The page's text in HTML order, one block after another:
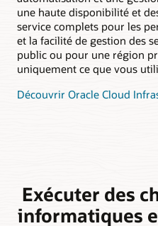
une haute disponibilité et
service complets pour les
et la facilité de gestion des
public ou pour une région
uniquement ce que vous
Découvrir Oracle Cloud
Exécuter des
informatiques